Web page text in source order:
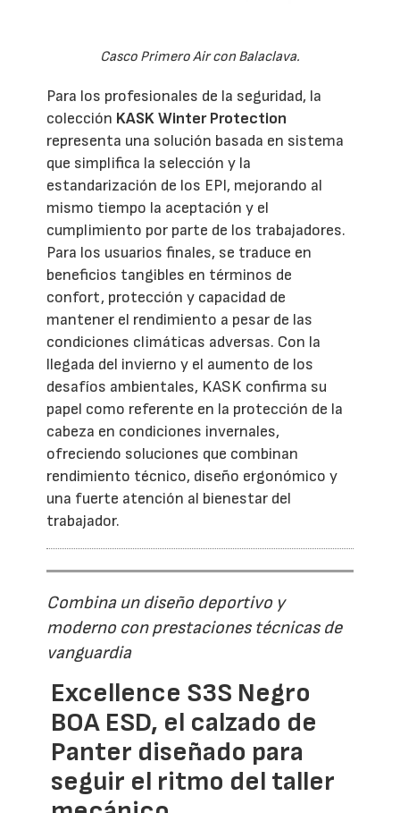
Casco Primero Air con Balaclava.
Para los profesionales de la seguridad, la
colección KASK Winter Protection
representa una solución basada en sistema
que simplifica la selección y la
estandarización de los EPI, mejorando al
mismo tiempo la aceptación y el
cumplimiento por parte de los trabajadores.
Para los usuarios finales, se traduce en
beneficios tangibles en términos de
confort, protección y capacidad de
mantener el rendimiento a pesar de las
condiciones climáticas adversas. Con la
llegada del invierno y el aumento de los
desafíos ambientales, KASK confirma su
papel como referente en la protección de la
cabeza en condiciones invernales,
ofreciendo soluciones que combinan
rendimiento técnico, diseño ergonómico y
una fuerte atención al bienestar del
trabajador.
Combina un diseño deportivo y
moderno con prestaciones técnicas de
vanguardia
Excellence S3S Negro
BOA ESD, el calzado de
Panter diseñado para
seguir el ritmo del taller